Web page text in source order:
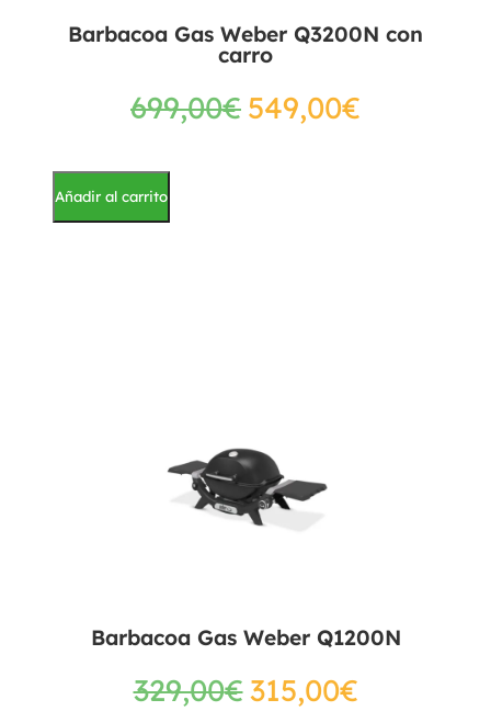
Barbacoa Gas Weber Q3200N con
carro
699,00€ 549,00€
Añadir al carrito
Barbacoa Gas Weber Q1200N
329,00€315,00€